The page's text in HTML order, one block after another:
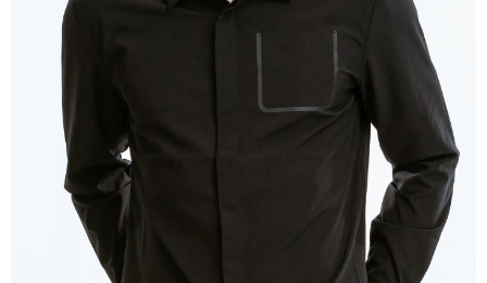
【注意事項】
１．透過由恩沛科技股份有限公司提供之「AFTEE先享後付」服務完成之交
易，需依本服務之必要範圍內提供個人資料，並將交易相關給付款項請求債
權轉讓予恩沛科技股份有限公司。
２．關於個人資料處理事宜，請瀏覽以下網址：
https://aftee.tw/terms/#terms3
３．未成年的使用者請事先徵得法定代理人或監護人之同意方可使用
「AFTEE先享後付」，若未經同意申辦者引起之損失，本公司不負相關責
４．使用「AFTEE先享後付」時，將依據個別帳號之用戶狀況，依本公司即
時審查核予不同之上限額度；若仍有額度不足之情形，本公司將視審查結果
請求用戶進行身份認證。
５．嚴禁一人註冊多個帳號或使用他人資訊註冊。若發現惡意使用之情形，
恩沛科技股份有限公司將有權停止該用戶之使用額度並採取法律行動。
付款後7-11取貨
每筆NT$100，滿NT$699(含以上)免運費
每筆NT$100，滿NT$800(含以上)免運費
每筆NT$70，滿NT$800(含以上)免運費
付款後門市自取